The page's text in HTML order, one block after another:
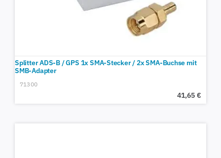
Splitter ADS-B / GPS 1x SMA-Stecker / 2x SMA-Buchse mit
SMB-Adapter
71300
41,65 €